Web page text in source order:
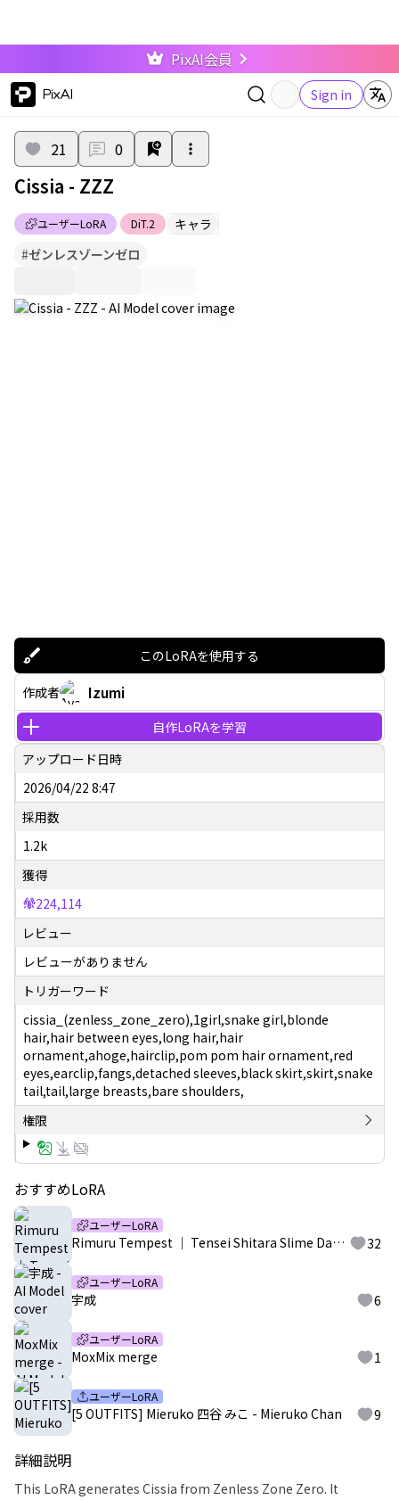
PixAI会員
PixAI Sign in
ユーザーLoRA DiT.2 キャラ
21 0
Cissia - ZZZ
#ゼンレスゾーンゼロ
このLoRAを使用する
作成者 Izumi
自作LoRAを学習
アップロード日時
2026/04/22 8:47
採用数
1.2k
獲得
224,114
レビュー
レビューがありません
トリガーワード
cissia_(zenless_zone_zero),1girl,snake girl,blonde
hair,hair between eyes,long hair,hair
ornament,ahoge,hairclip,pom pom hair ornament,red
eyes,earclip,fangs,detached sleeves,black skirt,skirt,snake
tail,tail,large breasts,bare shoulders,
権限
おすすめLoRA
ユーザーLoRA
Rimuru Tempest ｜ Tensei Shitara Slime Datta Ken ｜ DiT2 32
ユーザーLoRA
宇成 6
ユーザーLoRA
MoxMix merge 1
ユーザーLoRA
[5 OUTFITS] Mieruko 四谷 みこ - Mieruko Chan 9
詳細説明
This LoRA generates Cissia from Zenless Zone Zero. It